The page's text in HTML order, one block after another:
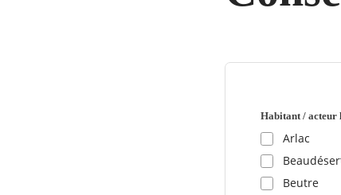
Habitant / acteur
Arlac
Beutre